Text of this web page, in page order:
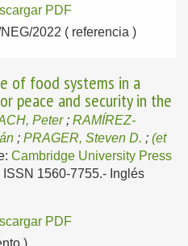
PDF
2022 ( referencia )
of food systems in a
peace and security in the
Peter; RAMÍREZ-
; PRAGER, Steven D. ; (et
Cambridge University Press
ISSN 1560-7755.- Inglés
PDF
)